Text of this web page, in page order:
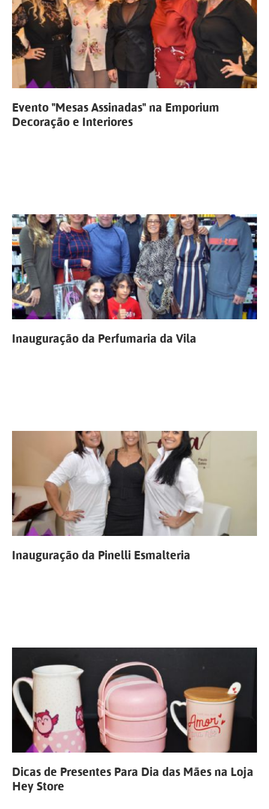
Evento "Mesas Assinadas" na Emporium
Decoração e Interiores
Inauguração da Perfumaria da Vila
Inauguração da Pinelli Esmalteria
Dicas de Presentes Para Dia das Mães na Loja
Hey Store